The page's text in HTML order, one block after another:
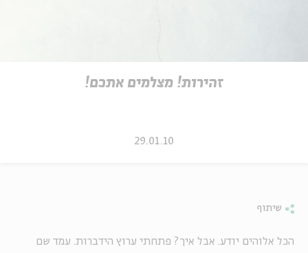
זהירות! מצלמים אתכם!
29.01.10
שיתוף
הכל אלוהים יודע. אבל איך? פתחתי ערוץ הידברות. עמד שם